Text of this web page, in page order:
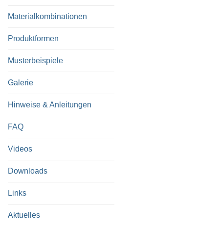
Materialkombinationen
Produktformen
Musterbeispiele
Galerie
Hinweise & Anleitungen
FAQ
Videos
Downloads
Links
Aktuelles